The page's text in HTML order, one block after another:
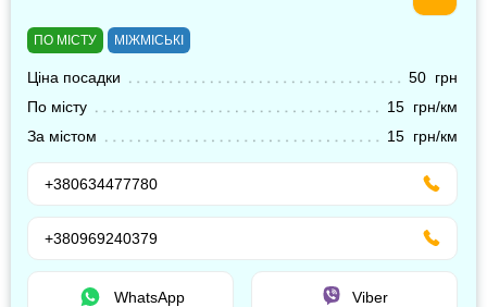
ПО МІСТУ МІЖМІСЬКІ
Ціна посадки
50 грн
По місту
15 грн/км
За містом
15 грн/км
+380634477780
+380969240379
WhatsApp Viber